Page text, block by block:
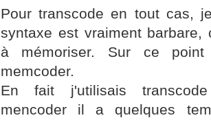
Pour transcode en tout cas,
syntaxe est vraiment barbare,
à mémoriser. Sur ce
memcoder.
En fait j'utilisais
mencoder il a quelques